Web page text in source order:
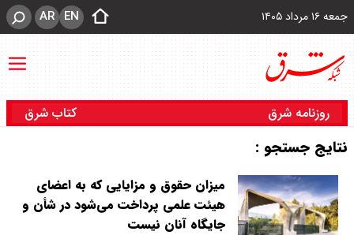
جمعه ۱۶ مرداد ۱۴۰۵ EN
AR
روزنامه شرق کتاب شرق
نتایج جستجو :
میزان حقوق و مزایایی که به اعضای
هیئت علمی پرداخت می‌شود در شأن و
جایگاه آنان نیست